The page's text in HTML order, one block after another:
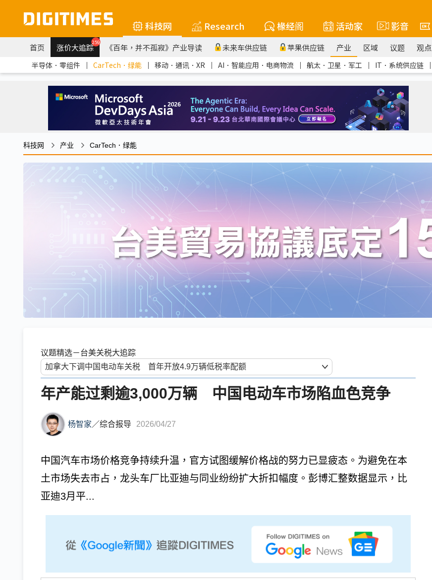
科技网 Research 椽经阁 活动家 影音
首页 涨价大追踪259 《百年，并不孤寂》产业导读 未来车供应链 苹果供应链 产业 区域 议题 观点
半导体．零组件 ｜ CarTech．绿能 ｜ 移动．通讯．XR ｜ AI．智能应用．电商物流 ｜ 航太．卫星．军工 ｜ IT．系统供应链 ｜
科技网 产业 CarTech．绿能
议题精选－台美关税大追踪
年产能过剩逾3,000万辆 中国电动车市场陷血色竞争
杨智家 ／综合报导 2026/04/27
中国汽车市场价格竞争持续升温，官方试图缓解价格战的努力已显疲态。为避免在本
土市场失去市占，龙头车厂比亚迪与同业纷纷扩大折扣幅度。彭博汇整数据显示，比
亚迪3月平...